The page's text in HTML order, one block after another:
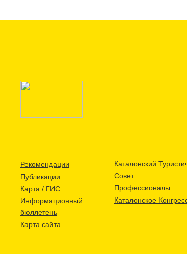
Рекомендации
Публикации
Карта / ГИС
Информационный
бюллетень
Карта сайта
Каталонский
Совет
Профессионалы
Каталонское